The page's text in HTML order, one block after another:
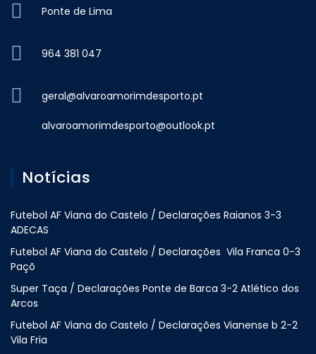
Ponte de Lima
964 381 047
geral@alvaroamorimdesporto.pt
alvaroamorimdesporto@outlook.pt
Notícias
Futebol AF Viana do Castelo / Declarações Raianos 3-3
ADECAS
Futebol AF Viana do Castelo / Declarações Vila Franca 0-3
Paçõ
Super Taça / Declarações Ponte de Barca 3-2 Atlético dos
Arcos
Futebol AF Viana do Castelo / Declarações Vianense b 2-2
Vila Fria